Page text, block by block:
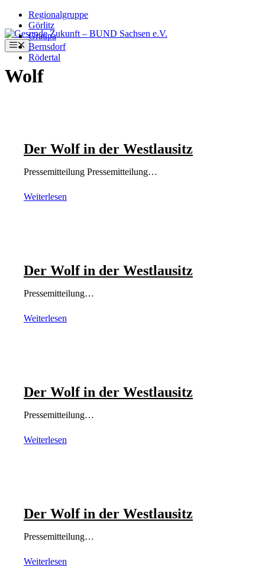
Zum
Inhalt
springen
Regionalgruppe
Görlitz
Graupa
Bernsdorf
Rödertal
Menü
Wolf
Der Wolf in der Westlausitz
Pressemitteilung Pressemitteilung…
Weiterlesen
Der Wolf in der Westlausitz
Pressemitteilung…
Weiterlesen
Der Wolf in der Westlausitz
Pressemitteilung…
Weiterlesen
Der Wolf in der Westlausitz
Pressemitteilung…
Weiterlesen